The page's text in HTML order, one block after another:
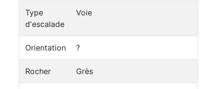
Type
d'escalade
Voie
Orientation ?
Rocher Grès